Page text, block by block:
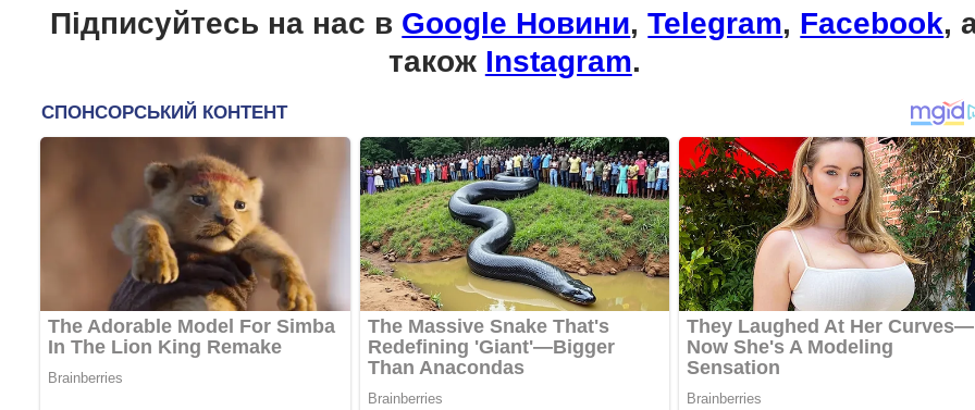
Підписуйтесь на нас в Google Новини,Telegram, Facebook,
також Instagram.